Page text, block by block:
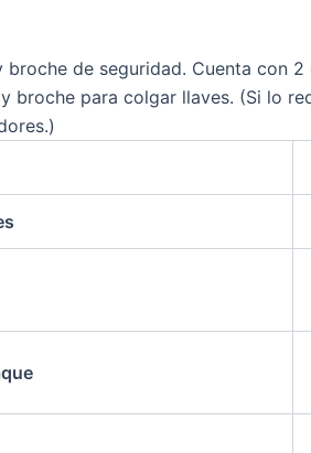
de seguridad. Cuenta
para colgar llaves. (Si lo